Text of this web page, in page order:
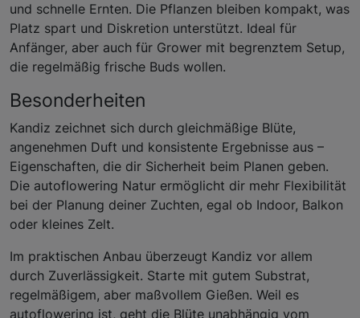
und schnelle Ernten. Die Pflanzen bleiben kompakt, was
Platz spart und Diskretion unterstützt. Ideal für
Anfänger, aber auch für Grower mit begrenztem Setup,
die regelmäßig frische Buds wollen.
Besonderheiten
Kandiz zeichnet sich durch gleichmäßige Blüte,
angenehmen Duft und konsistente Ergebnisse aus –
Eigenschaften, die dir Sicherheit beim Planen geben.
Die autoflowering Natur ermöglicht dir mehr Flexibilität
bei der Planung deiner Zuchten, egal ob Indoor, Balkon
oder kleines Zelt.
Im praktischen Anbau überzeugt Kandiz vor allem
durch Zuverlässigkeit. Starte mit gutem Substrat,
regelmäßigem, aber maßvollem Gießen. Weil es
autoflowering ist, geht die Blüte unabhängig vom